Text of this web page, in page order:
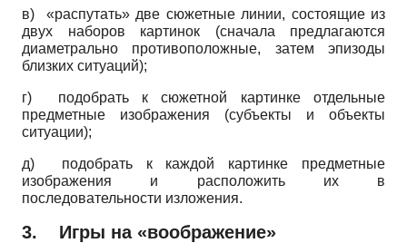
в) «распутать» две сюжетные линии, состоящие из
двух наборов картинок (сначала предлагаются
диаметрально противоположные, затем эпизоды
близких ситуаций);
г) подобрать к сюжетной картинке отдельные
предметные изображения (субъекты и объекты
ситуации);
д) подобрать к каждой картинке предметные
изображения и расположить их в
последовательности изложения.
3. Игры на «воображение»